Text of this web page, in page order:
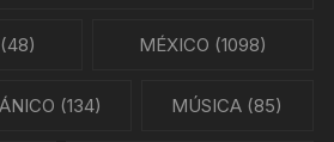
(48) MÉXICO (1098)
(134) MÚSICA (85)